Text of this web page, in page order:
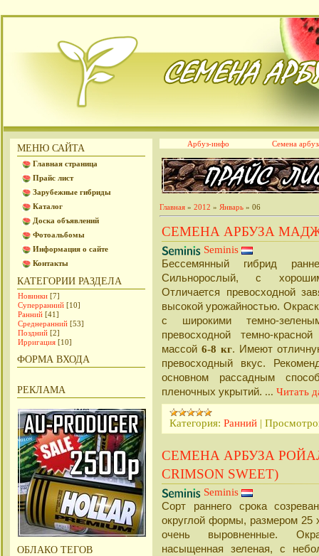
МЕНЮ САЙТА
Главная страница
Прайс лист
Зарубежные гибриды
Каталог
Доска объявлений
Фотоальбомы
Информация о сайте
Контакты
КАТЕГОРИИ РАЗДЕЛА
Новинки [7]
Суперранний [10]
Ранний [41]
Среднеранний [53]
Поздний [2]
Ирригация [10]
ФОРМА ВХОДА
РЕКЛАМА
ОБЛАКО ТЕГОВ
Арбуз-инфо Семена
Главная » 2012 » Январь » 06
СЕМЕНА АРБУЗА
Seminis
Бессемянный гибрид
Сильнорослый, с
Отличается превосходной
высокой урожайностью.
с широкими темно-
превосходной темно-
массой 6-8 кг. Имеют
превосходный вкус.
основном рассадным
пленочных укрытий. ... Читать
Категория: Ранний |
СЕМЕНА АРБУЗА
CRIMSON SWEET)
Seminis
Сорт раннего срока
округлой формы, размером
очень выровненные.
насыщенная зеленая, с